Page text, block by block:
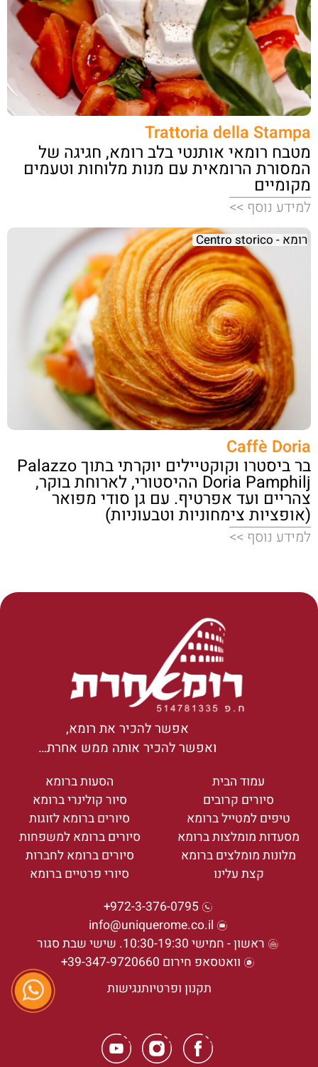
Trattoria della Stampa
מטבח רומאי אותנטי בלב רומא, חגיגה של
המסורת הרומאית עם מנות מלוחות וטעמים
מקומיים
למידע נוסף >>
רומא - Centro storico
Caffè Doria
בר ביסטרו וקוקטיילים יוקרתי בתוך Palazzo
Doria Pamphilj ההיסטורי, לארוחת בוקר,
צהריים ועד אפרטיף. עם גן סודי מפואר
(אופציות צימחוניות וטבעוניות)
למידע נוסף >>
אפשר להכיר את רומא,
ואפשר להכיר אותה ממש אחרת…
עמוד הבית
סיורים קרובים
טיפים למטייל ברומא
מסעדות מומלצות ברומא
מלונות מומלצים ברומא
קצת עלינו
הסעות ברומא
סיור קולינרי ברומא
סיורים ברומא לזוגות
סיורים ברומא למשפחות
סיורים ברומא לחברות
סיורי פרטיים ברומא
972-3-376-0795+
info@uniquerome.co.il
ראשון - חמישי 10:30-19:30. שישי שבת סגור
וואטסאפ חירום 39-347-9720660+
תקנון ופרטיותנגישות